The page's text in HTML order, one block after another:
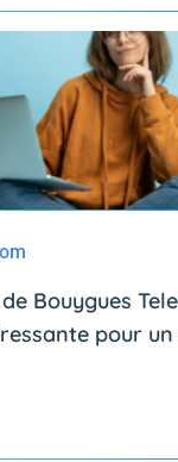
Bouygues
pour